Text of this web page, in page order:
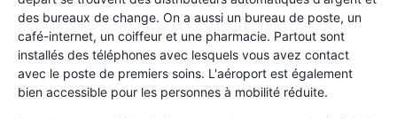
des bureaux de change. On a aussi un bureau de poste, un
café-internet, un coiffeur et une pharmacie. Partout sont
installés des téléphones avec lesquels vous avez contact
avec le poste de premiers soins. L'aéroport est également
bien accessible pour les personnes à mobilité réduite.